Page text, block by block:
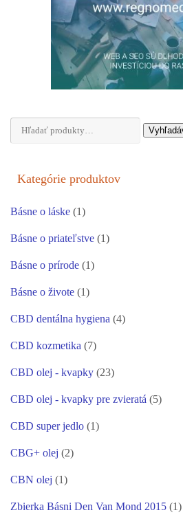
Hľadať:
Kategórie produktov
Básne o láske (1)
Básne o priateľstve (1)
Básne o prírode (1)
Básne o živote (1)
CBD dentálna hygiena (4)
CBD kozmetika (7)
CBD olej - kvapky (23)
CBD olej - kvapky pre zvieratá (5)
CBD super jedlo (1)
CBG+ olej (2)
CBN olej (1)
Zbierka Básni Den Van Mond 2015 (1)